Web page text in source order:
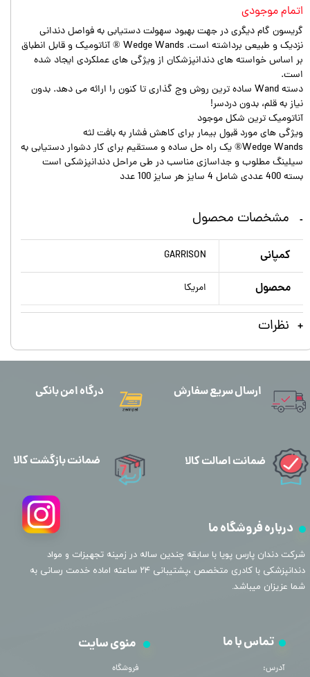
اتمام موجودی
گریسون گام دیگری در جهت بهبود سهولت دستیابی به فواصل دندانی
نزدیک و طبیعی برداشته است. Wedge Wands ® آناتومیک و قابل انطباق
بر اساس خواسته های دندانپزشکان از ویژگی های عملکردی ایجاد شده
است.
دسته Wand ساده ترین روش وج گذاری تا کنون را ارائه می دهد. بدون
نیاز به قلم، بدون دردسر!
آناتومیک ترین شکل موجود
ویژگی های مورد قبول بیمار برای کاهش فشار به بافت لثه
Wedge Wands® یک راه حل ساده و مستقیم برای کار دشوار دستیابی به
سیلینگ مطلوب و جداسازی مناسب در طی مراحل دندانپزشکی است
بسته 400 عددی شامل 4 سایز هر سایز 100 عدد
مشخصات محصول
کمپانی GARRISON
محصول امریکا
نظرات
ارسال سریع سفارش
درباره فروشگاه ما
​شرکت دندان پارس پویا با سابقه چندین ساله در زمینه تجهیزات و مواد
دندانپزشکی با کادری متخصص ،پشتیبانی ۲۴ ساعته اماده خدمت رسانی به
شما عزیزان میباشد.
منوی سایت
فروشگاه
تماس با ما
آدرس:
درگاه امن بانکی
ضمانت اصالت کالا ضمانت بازگشت کالا